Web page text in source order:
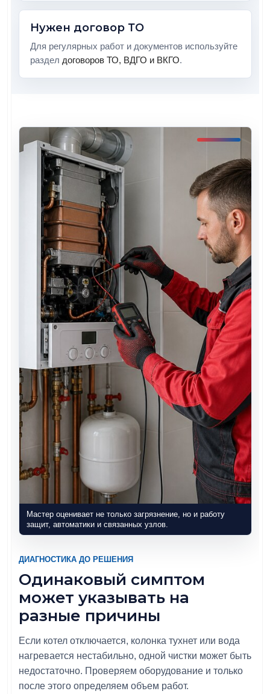
Нужен договор ТО
Для регулярных работ и документов используйте
раздел договоров ТО, ВДГО и ВКГО.
Мастер оценивает не только загрязнение, но и работу
защит, автоматики и связанных узлов.
ДИАГНОСТИКА ДО РЕШЕНИЯ
Одинаковый симптом
может указывать на
разные причины
Если котел отключается, колонка тухнет или вода
нагревается нестабильно, одной чистки может быть
недостаточно. Проверяем оборудование и только
после этого определяем объем работ.